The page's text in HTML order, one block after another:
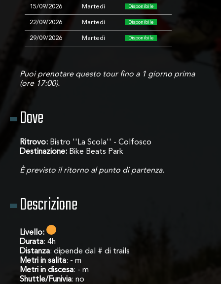
15/09/2026 Martedì Disponibile
22/09/2026 Martedì Disponibile
29/09/2026 Martedì Disponibile
Puoi prenotare questo tour fino a 1 giorno prima
(ore 17:00).
Dove
Ritrovo: Bistro ''La Scola'' - Colfosco
Destinazione: Bike Beats Park
È previsto il ritorno al punto di partenza.
Descrizione
Livello:
Durata: 4h
Distanza: dipende dal # di trails
Metri in salita: - m
Metri in discesa: - m
Shuttle/Funivia: no